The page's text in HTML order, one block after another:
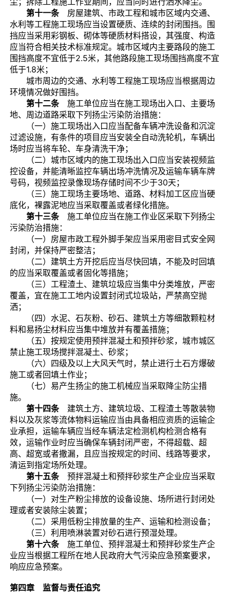
第十一条房屋建筑、市政工程和城市区域内交通、
水利等工程施工现场应当设置硬质、连续的封闭围挡。围
挡应当采用彩钢板、砌体等硬质材料搭设，其强度、构造
应当符合相关技术标准规定。城市区域内主要路段的施工
围挡高度不宜低于2.5米，其他路段施工现场围挡高度不宜
低于1.8米；
城市周边的交通、水利等工程施工现场应当根据周边
环境情况做好围挡。
第十二条施工单位应当在施工现场出入口、主要场
地、周边道路采取下列扬尘污染防治措施：
（一）施工现场出入口应当配备车辆冲洗设备和沉淀
过滤设施，有条件的项目应当安装全自动洗轮机，车辆出
场时应当将车轮、车身清洗干净；
（二）城市区域内的施工现场出入口应当安装视频监
控设备，并能清晰监控车辆出场冲洗情况及运输车辆车牌
号码，视频监控录像现场存储时间不少于30天；
（三）施工现场主要场地、道路、材料加工区应当硬
底化，裸露泥地应当采取覆盖或者绿化措施。
第十三条施工单位应当在施工作业区采取下列扬尘
污染防治措施：
（一）房屋市政工程外脚手架应当采用密目式安全网
封闭，并保持严密整洁；
（二）建筑土方开挖后应当尽快回填，不能及时回填
的应当采取覆盖或者固化等措施；
（三）工程渣土、建筑垃圾应当集中分类堆放，严密
覆盖，宜在施工工地内设置封闭式垃圾站，严禁高空抛
洒；
（四）水泥、石灰粉、砂石、建筑土方等细散颗粒材
料和易扬尘材料应当集中堆放并有覆盖措施；
（五）按规定使用预拌混凝土和预拌砂浆，城市城区
禁止施工现场搅拌混凝土、砂浆；
（六）四级及以上大风天气时，禁止进行土石方爆破
施工或者回填土作业；
（七）易产生扬尘的施工机械应当采取降尘防尘措
施。
第十四条建筑土方、建筑垃圾、工程渣土等散装物
料以及灰浆等流体物料运输应当由具备相应资质的运输企
业承担，运输车辆应当经车辆法定检测机构检测合格有
效，运输作业时应当确保车辆封闭严密，不得超载、超
高、超宽或者撒漏，且应当按规定的时间、线路等要求，
清运到指定场所处理。
第十五条预拌混凝土和预拌砂浆生产企业应当采取
下列扬尘污染防治措施：
（一）对生产粉尘排放的设备设施、场所进行封闭处
理或者安装除尘装置；
（二）采用低粉尘排放量的生产、运输和检测设备；
（三）利用喷淋装置对砂石进行预湿处理。
第十六条施工单位、预拌混凝土和预拌砂浆生产企
业应当根据工程所在地人民政府大气污染应急预案要求，
响应应急预案。
第四章 监督与责任追究